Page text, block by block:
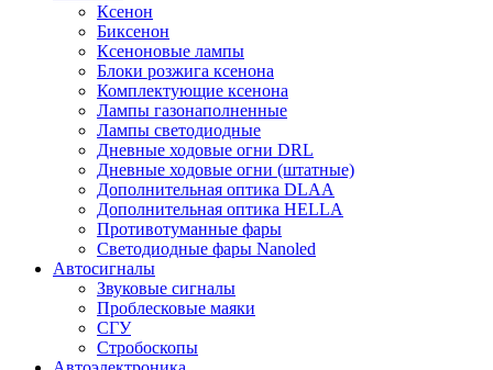
Ксенон
Биксенон
Ксеноновые лампы
Блоки розжига ксенона
Комплектующие ксенона
Лампы газонаполненные
Лампы светодиодные
Дневные ходовые огни DRL
Дневные ходовые огни (штатные)
Дополнительная оптика DLAA
Дополнительная оптика HELLA
Противотуманные фары
Светодиодные фары Nanoled
Автосигналы
Звуковые сигналы
Проблесковые маяки
СГУ
Стробоскопы